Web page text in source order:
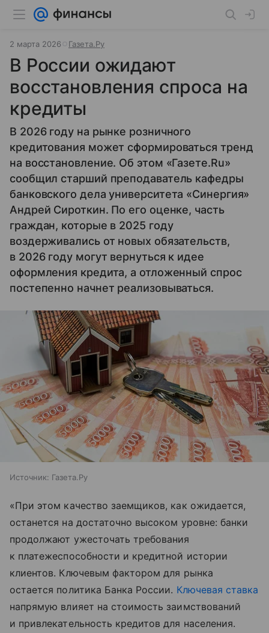
2 марта 2026 Газета.Ру
В России ожидают
восстановления спроса на
кредиты
В 2026 году на рынке розничного
кредитования может сформироваться тренд
на восстановление. Об этом «Газете.Ru»
сообщил старший преподаватель кафедры
банковского дела университета «Синергия»
Андрей Сироткин. По его оценке, часть
граждан, которые в 2025 году
воздерживались от новых обязательств,
в 2026 году могут вернуться к идее
оформления кредита, а отложенный спрос
постепенно начнет реализовываться.
Источник: Газета.Ру
«При этом качество заемщиков, как ожидается,
останется на достаточно высоком уровне: банки
продолжают ужесточать требования
к платежеспособности и кредитной истории
клиентов. Ключевым фактором для рынка
остается политика Банка России. Ключевая ставка
напрямую влияет на стоимость заимствований
и привлекательность кредитов для населения.